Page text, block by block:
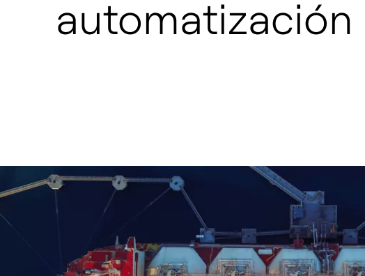
automatización